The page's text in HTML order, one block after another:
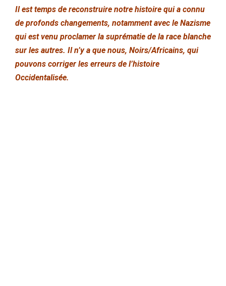
Il est temps de reconstruire notre histoire qui a connu
de profonds changements, notamment avec le Nazisme
qui est venu proclamer la suprématie de la race blanche
sur les autres. Il n’y a que nous, Noirs/Africains, qui
pouvons corriger les erreurs de l’histoire
Occidentalisée.